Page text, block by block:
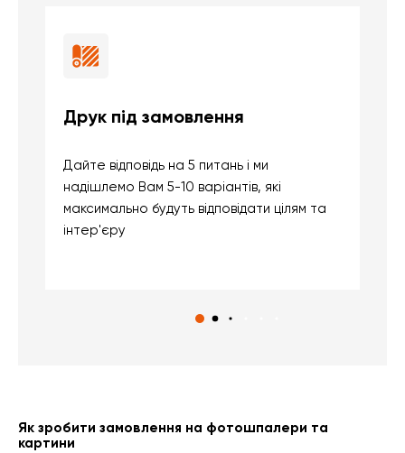
Друк під замовлення
Дайте відповідь на 5 питань і ми
надішлемо Вам 5-10 варіантів, які
максимально будуть відповідати цілям та
інтер'єру
Як зробити замовлення на фотошпалери та
картини